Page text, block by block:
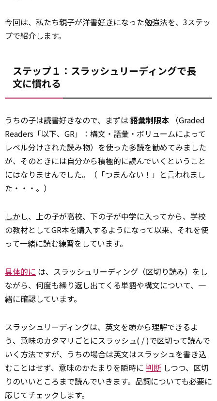
今回は、私たち親子が洋書好きになった勉強法を、3ステッ
プで紹介します。
ステップ１：スラッシュリーディングで長
文に慣れる
うちの子は読書好きなので、まずは 語彙制限本 （Graded
Readers「以下、GR」：構文・語彙・ボリュームによって
レベル分けされた読み物）を使った多読を勧めてみました
が、そのときには自分から積極的に読んでいくということ
にはなりませんでした。（「つまんない！」と言われまし
た・・・。）
しかし、上の子が高校、下の子が中学に入ってから、学校
の教材としてGR本を購入するようになって以来、それを使
って一緒に読む練習をしています。
具体的に は、スラッシュリーディング（区切り読み）をし
ながら、何度も繰り返し出てくる単語や構文について、一
緒に確認しています。
スラッシュリーディングは、英文を頭から理解できるよ
う、意味のカタマリごとにスラッシュ( / )で区切って読んで
いく方法ですが、うちの場合は英文はスラッシュを書き込
むことはせず、意味のかたまりを瞬時に 判断 しつつ、区切
りのいいところまで読んでいきます。品詞についても必要に
応じてチェックします。